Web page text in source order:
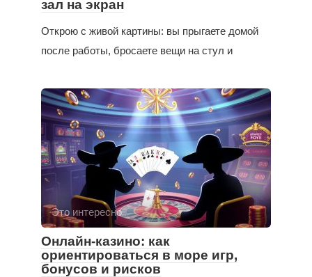
зал на экран
Открою с живой картины: вы прыгаете домой
после работы, бросаете вещи на стул и
Это интересно
Онлайн-казино: как
ориентироваться в море игр,
бонусов и рисков